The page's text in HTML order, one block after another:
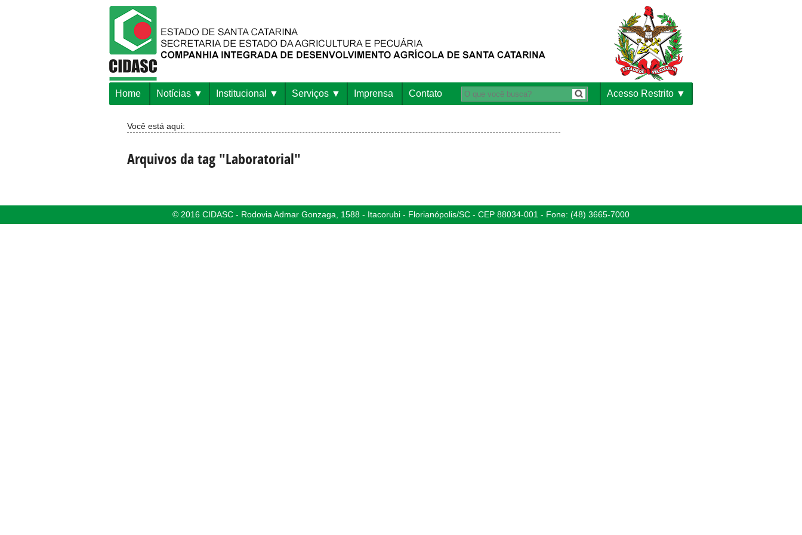
Home Notícias Institucional Serviços Imprensa Contato Acesso Restrito
Você está aqui:
Arquivos da tag "Laboratorial"
© 2016 CIDASC - Rodovia Admar Gonzaga, 1588 - Itacorubi - Florianópolis/SC - CEP 88034-001 - Fone: (48) 3665-7000